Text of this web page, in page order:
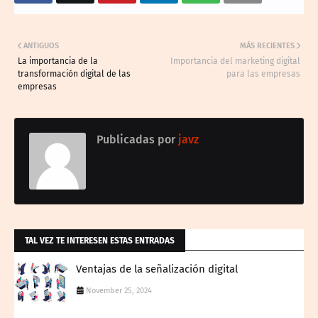
MÁS RECIENTES
Importancia del marketing digital
para las empresas
ANTIGUOS
La importancia de la
transformación digital de las
empresas
Publicadas por javz
TAL VEZ TE INTERESEN ESTAS ENTRADAS
Ventajas de la señalización digital
November 25, 2024